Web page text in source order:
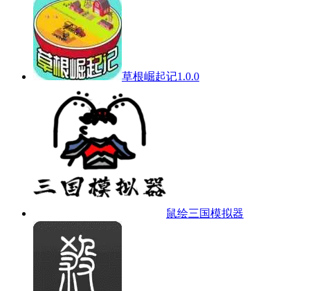
草根崛起记1.0.0
鼠绘三国模拟器